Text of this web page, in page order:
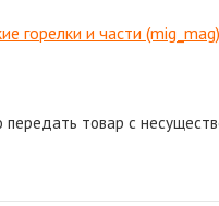
горелки и части (mig_mag)
передать товар с